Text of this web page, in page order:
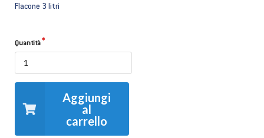
Flacone 3 litri
Quantità
Aggiungi
al
carrello